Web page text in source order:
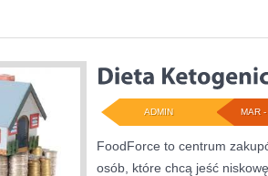
MAR
ADMIN
FoodForce to centrum
osób, które chcą jeść